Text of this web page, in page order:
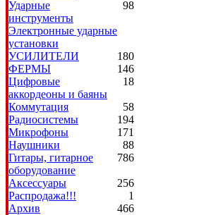
98
Ударные
инструменты
Электронные ударные
установки
180
УСИЛИТЕЛИ
146
ФЕРМЫ
18
Цифровые
аккордеоны и баяны
58
Коммутация
194
Радиосистемы
171
Микрофоны
88
Наушники
786
Гитары, гитарное
оборудование
256
Аксессуары
1
Распродажа!!!
466
Архив